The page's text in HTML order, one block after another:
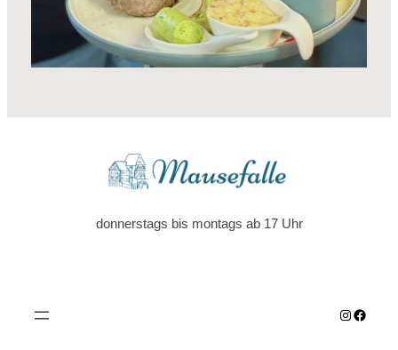
donnerstags bis montags ab 17 Uhr